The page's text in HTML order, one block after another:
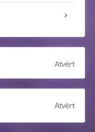
Atvērt
Atvērt